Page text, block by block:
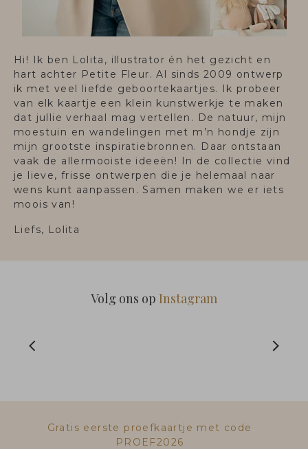
Hi! Ik ben Lolita, illustrator én het gezicht en
hart achter Petite Fleur. Al sinds 2009 ontwerp
ik met veel liefde geboortekaartjes. Ik probeer
van elk kaartje een klein kunstwerkje te maken
dat jullie verhaal mag vertellen. De natuur, mijn
moestuin en wandelingen met m’n hondje zijn
mijn grootste inspiratiebronnen. Daar ontstaan
vaak de allermooiste ideeën! In de collectie vind
je lieve, frisse ontwerpen die je helemaal naar
wens kunt aanpassen. Samen maken we er iets
moois van!
Liefs, Lolita
Volg ons op Instagram
Gratis eerste proefkaartje met code
PROEF2026